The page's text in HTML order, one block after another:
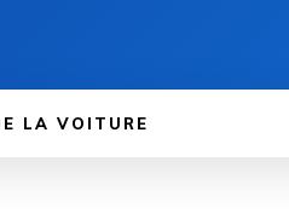
LA VOITURE